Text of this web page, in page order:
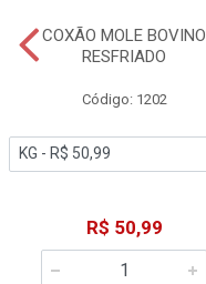
COXÃO MOLE BOVINO
RESFRIADO
Código: 1202
R$ 50,99